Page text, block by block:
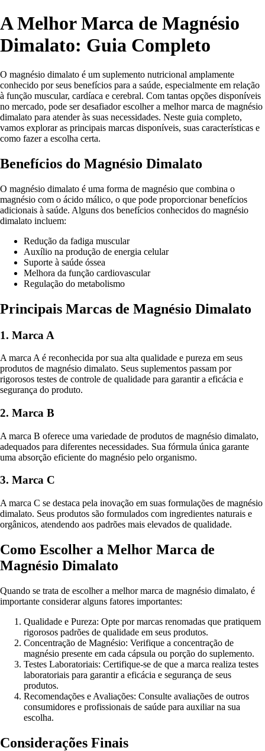
A Melhor Marca de Magnésio
Dimalato: Guia Completo
O magnésio dimalato é um suplemento nutricional amplamente
conhecido por seus benefícios para a saúde, especialmente em relação
à função muscular, cardíaca e cerebral. Com tantas opções disponíveis
no mercado, pode ser desafiador escolher a melhor marca de magnésio
dimalato para atender às suas necessidades. Neste guia completo,
vamos explorar as principais marcas disponíveis, suas características e
como fazer a escolha certa.
Benefícios do Magnésio Dimalato
O magnésio dimalato é uma forma de magnésio que combina o
magnésio com o ácido málico, o que pode proporcionar benefícios
adicionais à saúde. Alguns dos benefícios conhecidos do magnésio
dimalato incluem:
Redução da fadiga muscular
Auxílio na produção de energia celular
Suporte à saúde óssea
Melhora da função cardiovascular
Regulação do metabolismo
Principais Marcas de Magnésio Dimalato
1. Marca A
A marca A é reconhecida por sua alta qualidade e pureza em seus
produtos de magnésio dimalato. Seus suplementos passam por
rigorosos testes de controle de qualidade para garantir a eficácia e
segurança do produto.
2. Marca B
A marca B oferece uma variedade de produtos de magnésio dimalato,
adequados para diferentes necessidades. Sua fórmula única garante
uma absorção eficiente do magnésio pelo organismo.
3. Marca C
A marca C se destaca pela inovação em suas formulações de magnésio
dimalato. Seus produtos são formulados com ingredientes naturais e
orgânicos, atendendo aos padrões mais elevados de qualidade.
Como Escolher a Melhor Marca de
Magnésio Dimalato
Quando se trata de escolher a melhor marca de magnésio dimalato, é
importante considerar alguns fatores importantes:
Qualidade e Pureza: Opte por marcas renomadas que pratiquem
rigorosos padrões de qualidade em seus produtos.
Concentração de Magnésio: Verifique a concentração de
magnésio presente em cada cápsula ou porção do suplemento.
Testes Laboratoriais: Certifique-se de que a marca realiza testes
laboratoriais para garantir a eficácia e segurança de seus
produtos.
Recomendações e Avaliações: Consulte avaliações de outros
consumidores e profissionais de saúde para auxiliar na sua
escolha.
Considerações Finais